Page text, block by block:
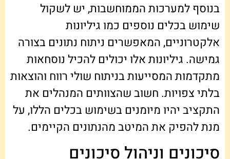
בנוסף למערכות הממוחשבות, יש לשקול
שימוש בכלים נוספים כמו גיליונות
אלקטרוניים, המאפשרים ניתוח נתונים בצורה
גמישה. גיליונות אלו יכולים להכיל נוסחאות
מתקדמות המסייעות בניתוח שולי רווח והוצאות
בלתי צפויות. חשוב שהצוותים המנהלים את
התקציב יהיו מיומנים בשימוש בכלים הללו, על
מנת להפיק את המיטב מהנתונים הקיימים.
סיכונים וניהול סיכונים